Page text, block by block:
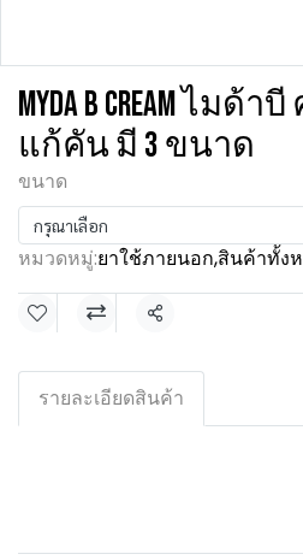
MYDA B CREAM ไม
แก้คัน มี 3 ขนาด
ขนาด
กรุณาเลือก
หมวดหมู่:ยาใช้ภายนอก,สินค้าทั้ง
แชร์
รายละเอียดสินค้า